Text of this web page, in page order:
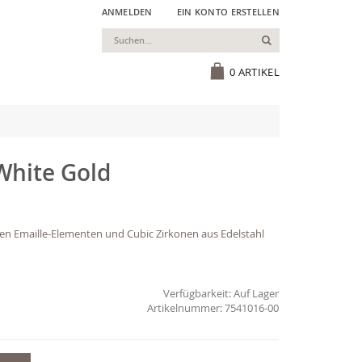
ANMELDEN EIN KONTO ERSTELLEN
0 ARTIKEL
Suchen
Gold
Emaille-Elementen und Cubic Zirkonen aus Edelstahl
Verfügbarkeit:Auf Lager
7541016-00